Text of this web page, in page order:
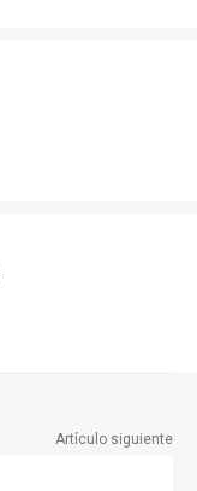
Artículo siguiente